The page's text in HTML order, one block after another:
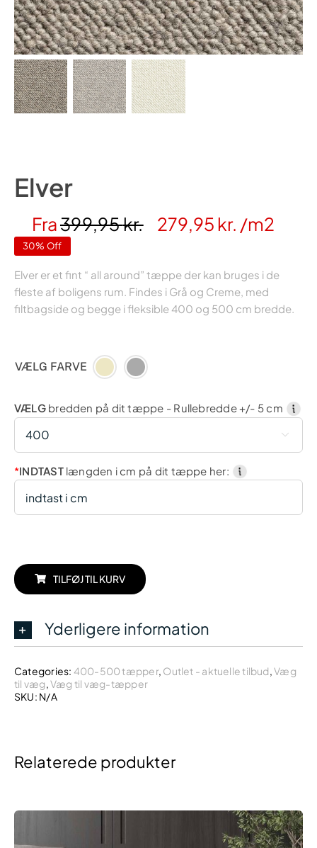
Elver
Fra399,95kr. 279,95 kr. /m2
30% Off
Elver er et fint “ all around” tæppe der kan bruges i de
fleste af boligens rum. Findes i Grå og Creme, med
filtbagside og begge i fleksible 400 og 500 cm bredde.
VÆLG FARVE
VÆLGbredden på dit tæppe - Rullebredde +/- 5 cm

*INDTASTlængden i cm på dit tæppe her:
TILFØJ TIL KURV
Yderligere information
Categories: 400-500 tæpper, Outlet - aktuelle tilbud,Væg
til væg,Væg til væg-tæpper
SKU: N/A
Relaterede produkter